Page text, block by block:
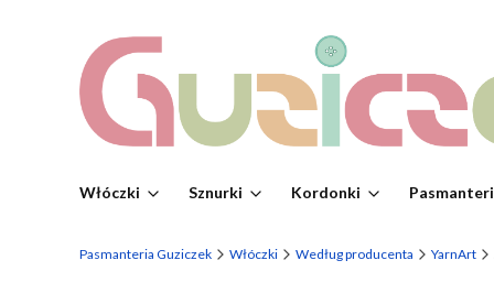
Włóczki Sznurki Kordonki
Pasmanteria Guziczek Włóczki Według producenta YarnArt